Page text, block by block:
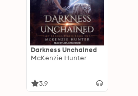
Darkness Unchained
McKenzie Hunter
3.9